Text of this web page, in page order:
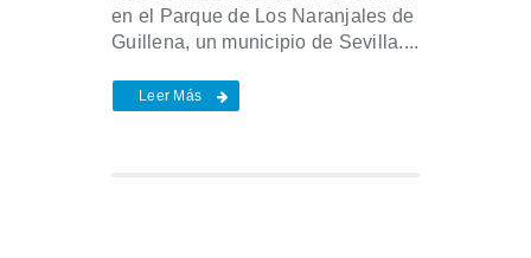
en el Parque de Los Naranjales de
Guillena, un municipio de Sevilla....
Leer Más